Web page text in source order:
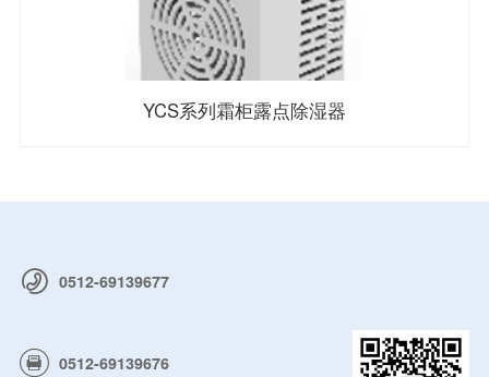
YCS系列霜柜露点除湿器
0512-69139677
0512-69139676